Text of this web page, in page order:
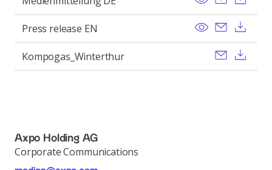
Press release EN View Send
Kompogas_Winterthur Send
Axpo Holding AG
Corporate Communications